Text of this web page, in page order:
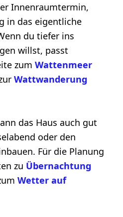
Innenraumtermin,
in das eigentliche
du tiefer ins
willst, passt
zumWattenmeer
Wattwanderung
das Haus auch gut
oder den
Für die Planung
zu Übernachtung
Wetter auf